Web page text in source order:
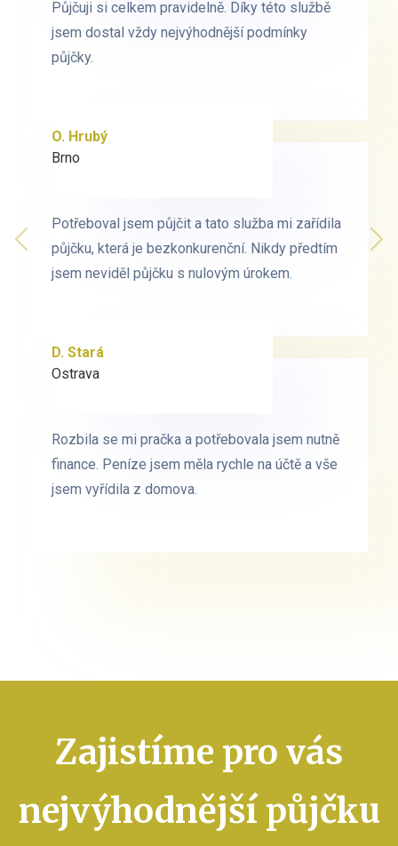
Půjčuji si celkem pravidelně. Díky této službě
jsem dostal vždy nejvýhodnější podmínky
půjčky.
O. Hrubý
Brno
Potřeboval jsem půjčit a tato služba mi zařídila
půjčku, která je bezkonkurenční. Nikdy předtím
jsem neviděl půjčku s nulovým úrokem.
D. Stará
Ostrava
Rozbila se mi pračka a potřebovala jsem nutně
finance. Peníze jsem měla rychle na účtě a vše
jsem vyřídila z domova.
Půjčuji si celkem pravidelně. Díky této službě
jsem dostal vždy nejvýhodnější podmínky
půjčky.
D. Starý
Praha
Potřeboval jsem půjčit a tato služba mi zařídila
půjčku, která je bezkonkurenční. Nikdy předtím
jsem neviděl půjčku s nulovým úrokem.
L. Milá
Ostrava
Rozbila se mi pračka a potřebovala jsem nutně
finance. Peníze jsem měla rychle na účtě a vše
jsem vyřídila z domova.
Předchozí
Zajistíme pro vás
nejvýhodnější půjčku